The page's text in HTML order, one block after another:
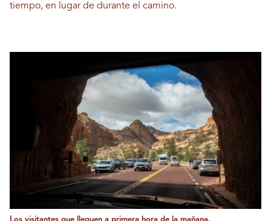
tiempo, en lugar de durante el camino.